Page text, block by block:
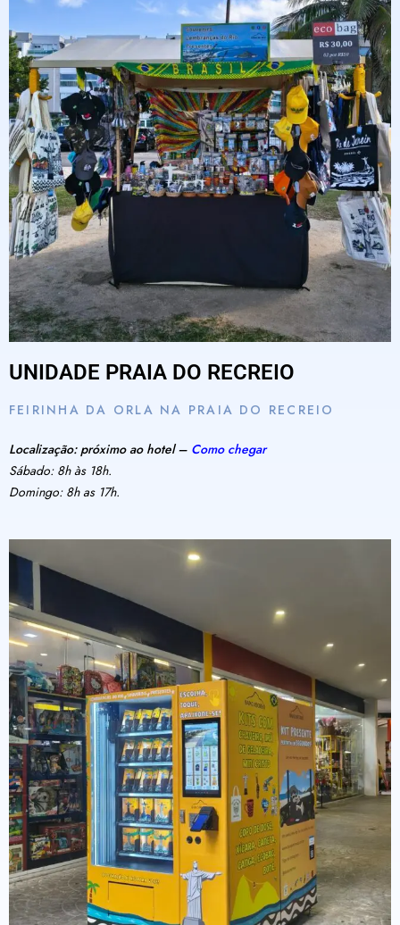
UNIDADE PRAIA DO RECREIO
FEIRINHA DA ORLA NA PRAIA DO RECREIO
Localização: próximo ao hotel – Como chegar
Sábado: 8h às 18h.
Domingo: 8h as 17h.